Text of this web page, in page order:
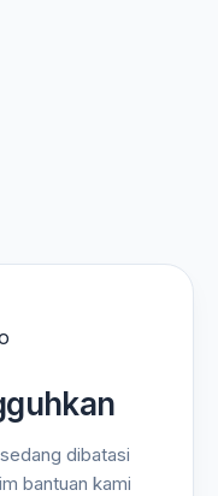
dibatasi
bantuan kami